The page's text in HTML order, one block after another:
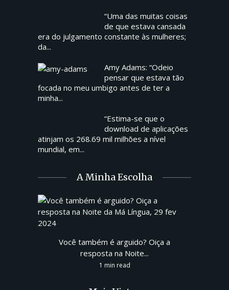
“Uma das muitas coisas
de que estava cansada
era do julgamento constante às mulheres;
da...
Amy Adams: “Odeio
pensar que estava tão
focada no meu umbigo antes de ter a
minha...
“Estima-se que o
download de aplicações
atinjam os 268.69 mil milhões a nível
mundial, em...
A Minha Escolha
Você também é arguido? Oiça a
resposta na Noite...
1 min read